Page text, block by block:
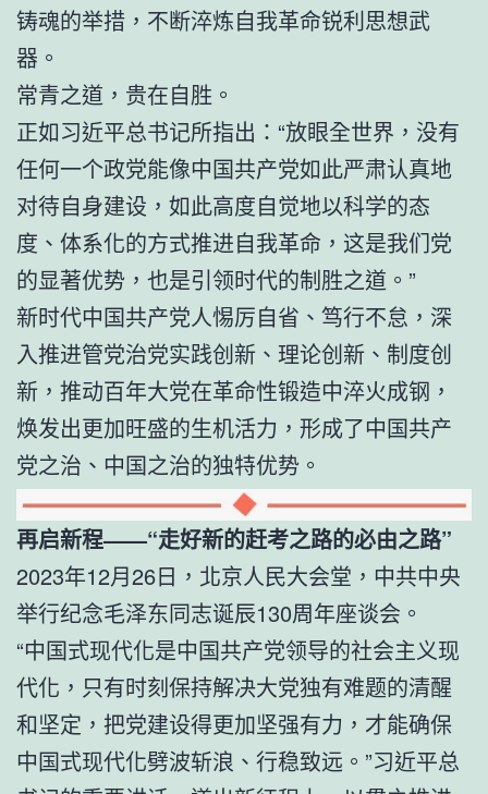
铸魂的举措，不断淬炼自我革命锐利思想武
器。
常青之道，贵在自胜。
正如习近平总书记所指出：“放眼全世界，没有
任何一个政党能像中国共产党如此严肃认真地
对待自身建设，如此高度自觉地以科学的态
度、体系化的方式推进自我革命，这是我们党
的显著优势，也是引领时代的制胜之道。”
新时代中国共产党人惕厉自省、笃行不怠，深
入推进管党治党实践创新、理论创新、制度创
新，推动百年大党在革命性锻造中淬火成钢，
焕发出更加旺盛的生机活力，形成了中国共产
党之治、中国之治的独特优势。
再启新程——“走好新的赶考之路的必由之路”
2023年12月26日，北京人民大会堂，中共中央
举行纪念毛泽东同志诞辰130周年座谈会。
“中国式现代化是中国共产党领导的社会主义现
代化，只有时刻保持解决大党独有难题的清醒
和坚定，把党建设得更加坚强有力，才能确保
中国式现代化劈波斩浪、行稳致远。”习近平总